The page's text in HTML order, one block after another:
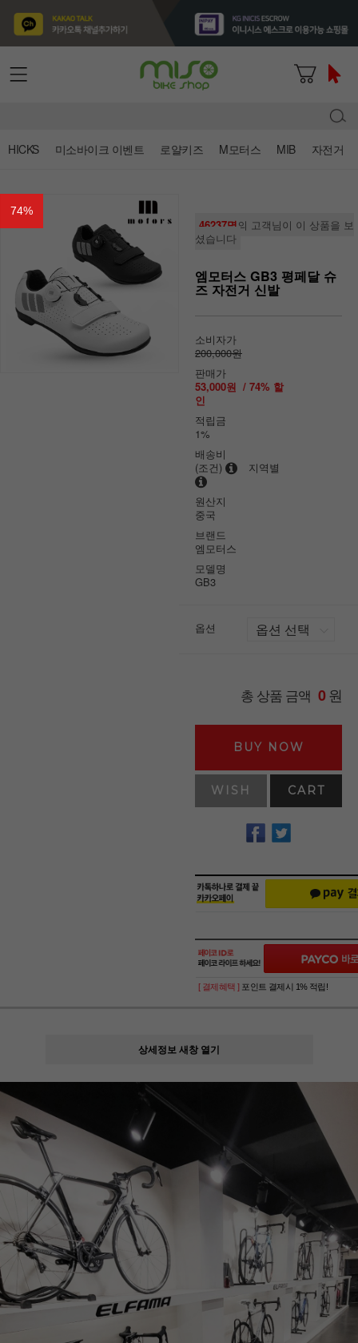
HICKS 미소바이크 이벤트 로얄키즈 M모터스 MIB 자전거
74%
46237명의 고객님이 이 상품을 보
셨습니다
엠모터스 GB3 평페달 슈
즈 자전거 신발
소비자가
200,000원
판매가
53,000원 / 74% 할
인
적립금
1%
배송비
(조건)
지역별
원산지
중국
브랜드
엠모터스
모델명
GB3
옵션
총 상품 금액 0원
BUY NOW
WISH CART
[ 결제혜택 ] 포인트 결제시 1% 적립!
상세정보 새창 열기